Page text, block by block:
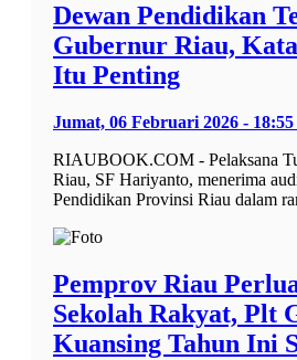
Dewan Pendidikan
Gubernur Riau,
Itu Penting
Jumat, 06 Februari 2026 -
RIAUBOOK.COM - Pelaksana
Riau, SF Hariyanto, menerima
Pendidikan Provinsi Riau dalam
Pemprov Riau
Sekolah Rakyat, Plt
Kuansing Tahun Ini